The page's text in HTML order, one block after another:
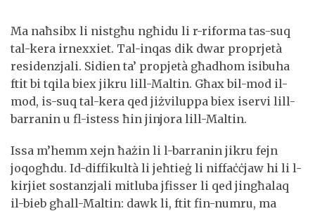
Ma naħsibx li nistgħu ngħidu li r-riforma tas-suq
tal-kera irnexxiet. Tal-inqas dik dwar proprjetà
residenzjali. Sidien ta’ propjetà għadhom isibuha
ftit bi tqila biex jikru lill-Maltin. Għax bil-mod il-
mod, is-suq tal-kera qed jiżviluppa biex iservi lill-
barranin u fl-istess ħin jinjora lill-Maltin.
Issa m’hemm xejn ħażin li l-barranin jikru fejn
joqogħdu. Id-diffikultà li jeħtieġ li niffaċċjaw hi li l-
kirjiet sostanzjali mitluba jfisser li qed jingħalaq
il-bieb għall-Maltin: dawk li, ftit fin-numru, ma